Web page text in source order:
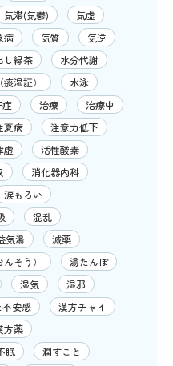
気滞(気鬱)
気虚
病 気質
気逆
し緑茶
水分代謝
湿証）
水泳
症 治療
治療中
夏病
注意力低下
虚
活性酸素
消化器内科
涙もろい
混乱
気湯
減薬
そう）
湯たんぽ
湿気
湿邪
安感
漢方チャイ
方薬
眠
潤すこと